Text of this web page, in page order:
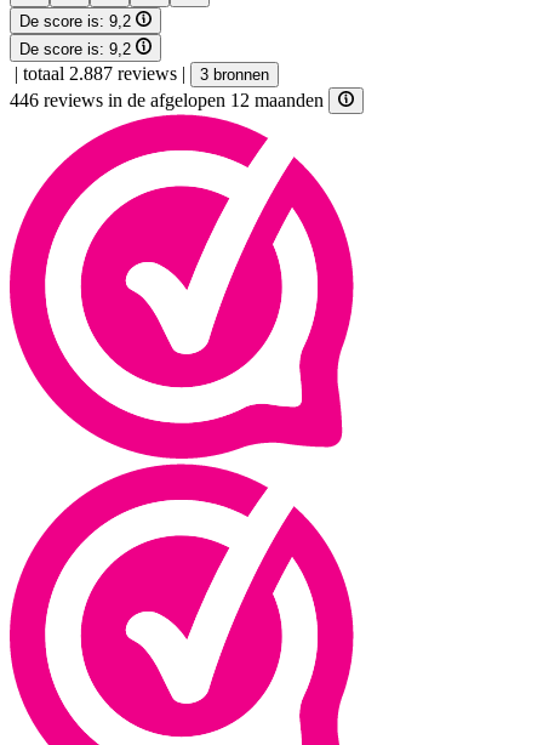
De score is: 9,2
De score is: 9,2
| totaal 2.887 reviews | 3 bronnen
446 reviews in de afgelopen 12 maanden